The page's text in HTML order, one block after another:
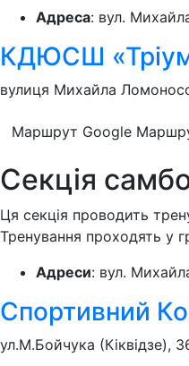
Адреса: вул.
КДЮСШ
вулиця Михайла
Маршрут Google
Секція
Ця секція проводить
Тренування проходять у
Адреси: вул.
Спортивний
ул.М.Бойчука (Кіквідзе),